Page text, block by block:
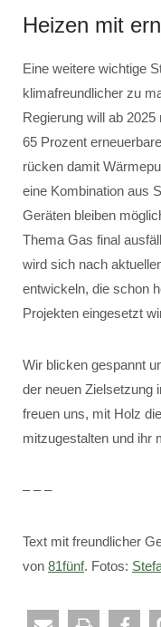
Heizen mit
Eine weitere wichtige
klimafreundlicher zu
Regierung will ab
65 Prozent
rücken damit
eine Kombination aus
Geräten bleiben
Thema Gas final
wird sich nach
entwickeln, die schon
Projekten eingesetzt
Wir blicken gespannt
der neuen Zielsetzung
freuen uns, mit Holz
mitzugestalten und ihr
– – –
Text mit freundlicher
von 81fünf. Fotos: